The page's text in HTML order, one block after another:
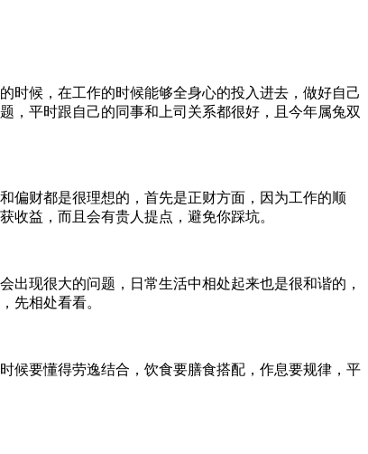
时候，在工作的时候能够全身心的投入进去，做好自己
，平时跟自己的同事和上司关系都很好，且今年属兔双
偏财都是很理想的，首先是正财方面，因为工作的顺
益，而且会有贵人提点，避免你踩坑。
现很大的问题，日常生活中相处起来也是很和谐的，
先相处看看。
候要懂得劳逸结合，饮食要膳食搭配，作息要规律，平